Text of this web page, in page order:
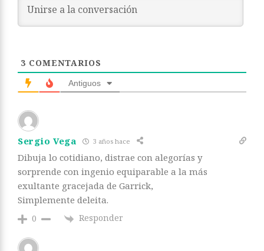
3 COMENTARIOS
Antiguos
Sergio Vega 3 años hace
Dibuja lo cotidiano, distrae con alegorías y
sorprende con ingenio equiparable a la más
exultante gracejada de Garrick,
Simplemente deleita.
0 Responder